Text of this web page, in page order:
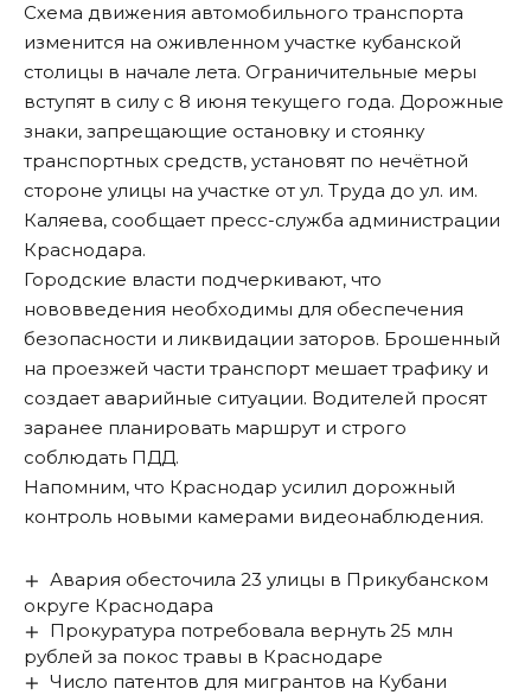
Схема движения автомобильного транспорта
изменится на оживленном участке кубанской
столицы в начале лета. Ограничительные меры
вступят в силу с 8 июня текущего года. Дорожные
знаки, запрещающие остановку и стоянку
транспортных средств, установят по нечётной
стороне улицы на участке от ул. Труда до ул. им.
Каляева, сообщает пресс-служба администрации
Краснодара.
Городские власти подчеркивают, что
нововведения необходимы для обеспечения
безопасности и ликвидации заторов. Брошенный
на проезжей части транспорт мешает трафику и
создает аварийные ситуации. Водителей просят
заранее планировать маршрут и строго
соблюдать ПДД.
Напомним, что Краснодар усилил дорожный
контроль новыми камерами видеонаблюдения.
Авария обесточила 23 улицы в Прикубанском
округе Краснодара
Прокуратура потребовала вернуть 25 млн
рублей за покос травы в Краснодаре
Число патентов для мигрантов на Кубани